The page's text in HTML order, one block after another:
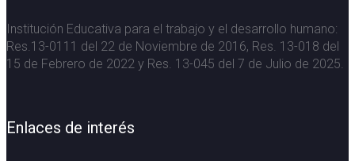
Institución Educativa para el trabajo y el desarrollo humano:
Res.13-0111 del 22 de Noviembre de 2016, Res. 13-018 del
15 de Febrero de 2022 y Res. 13-045 del 7 de Julio de 2025.
Enlaces de interés